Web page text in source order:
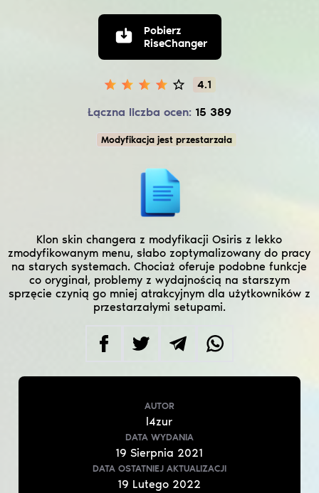
Pobierz
RiseChanger
4.1
Łączna liczba ocen: 15 389
Modyfikacja jest przestarzała
Klon skin changera z modyfikacji Osiris z lekko
zmodyfikowanym menu, słabo zoptymalizowany do pracy
na starych systemach. Chociaż oferuje podobne funkcje
co oryginał, problemy z wydajnością na starszym
sprzęcie czynią go mniej atrakcyjnym dla użytkowników z
przestarzałymi setupami.
AUTOR
l4zur
DATA WYDANIA
19Sierpnia 2021
DATA OSTATNIEJ AKTUALIZACJI
19 Lutego 2022